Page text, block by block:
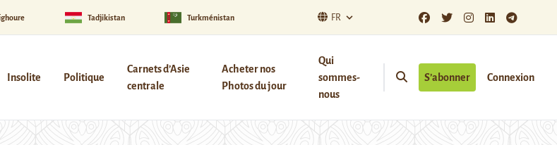
Tadjikistan Turkménistan FR
Insolite Politique
Carnets d’Asie
centrale
Acheter nos
Photos du jour
Qui
sommes-
nous
S’abonner Connexion